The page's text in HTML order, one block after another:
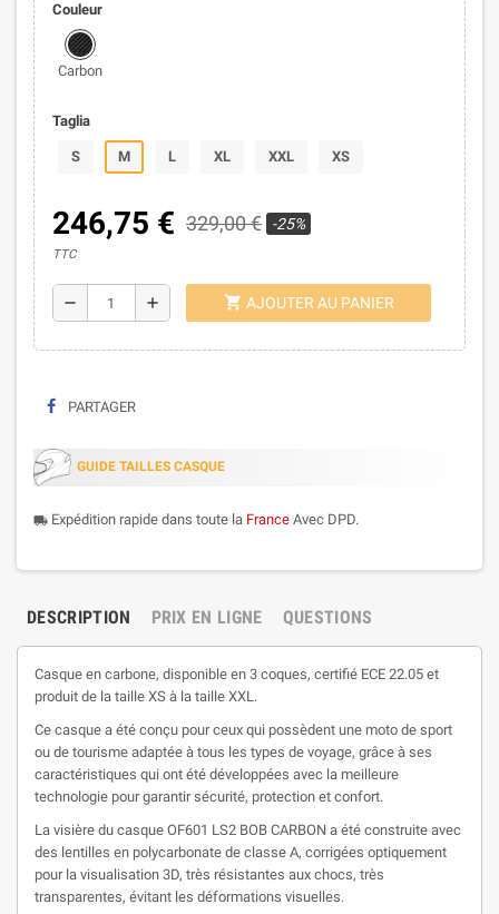
Couleur
Carbon
Taglia
S M L XL XXL XS
246,75 € 329,00 € -25%
TTC
remove add shopping_cart AJOUTER AU PANIER
PARTAGER
GUIDE TAILLES CASQUE
local_shipping Expédition rapide dans toute la France Avec DPD.
DESCRIPTION PRIX EN LIGNE QUESTIONS
Casque en carbone, disponible en 3 coques, certifié ECE 22.05 et
produit de la taille XS à la taille XXL.
Ce casque a été conçu pour ceux qui possèdent une moto de sport
ou de tourisme adaptée à tous les types de voyage, grâce à ses
caractéristiques qui ont été développées avec la meilleure
technologie pour garantir sécurité, protection et confort.
La visière du casque OF601 LS2 BOB CARBON a été construite avec
des lentilles en polycarbonate de classe A, corrigées optiquement
pour la visualisation 3D, très résistantes aux chocs, très
transparentes, évitant les déformations visuelles.